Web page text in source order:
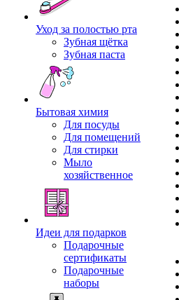
Уход за полостью рта
Зубная щётка
Зубная паста
Бытовая химия
Для посуды
Для помещений
Для стирки
Мыло
хозяйственное
Идеи для подарков
Подарочные
сертификаты
Подарочные
наборы